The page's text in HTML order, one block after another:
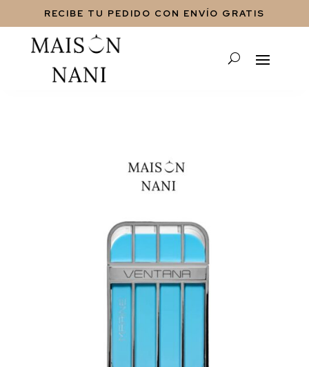
RECIBE TU PEDIDO CON ENVÍO GRATIS